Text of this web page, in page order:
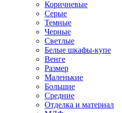
Коричневые
Серые
Темные
Черные
Светлые
Белые шкафы-купе
Венге
Размер
Маленькие
Большие
Средние
Отделка и материал